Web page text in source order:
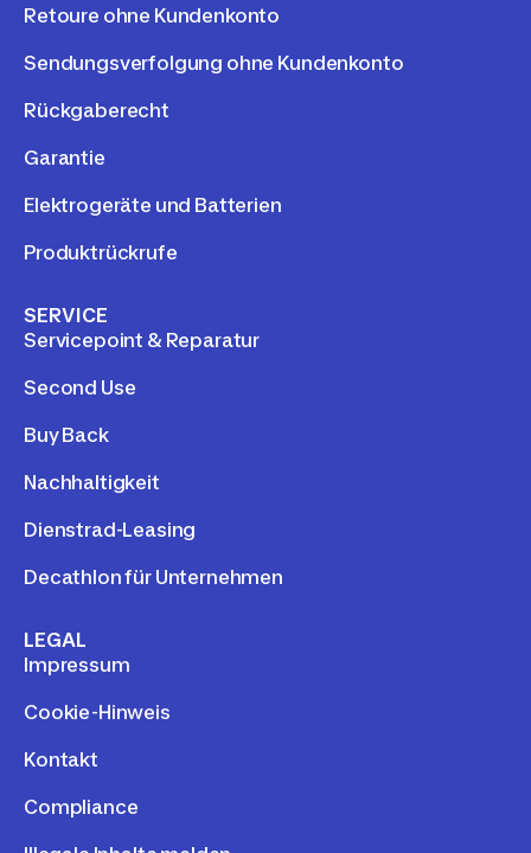
Retoure ohne Kundenkonto
Sendungsverfolgung ohne Kundenkonto
Rückgaberecht
Garantie
Elektrogeräte und Batterien
Produktrückrufe
SERVICE
Servicepoint & Reparatur
Second Use
Buy Back
Nachhaltigkeit
Dienstrad-Leasing
Decathlon für Unternehmen
LEGAL
Impressum
Cookie-Hinweis
Kontakt
Compliance